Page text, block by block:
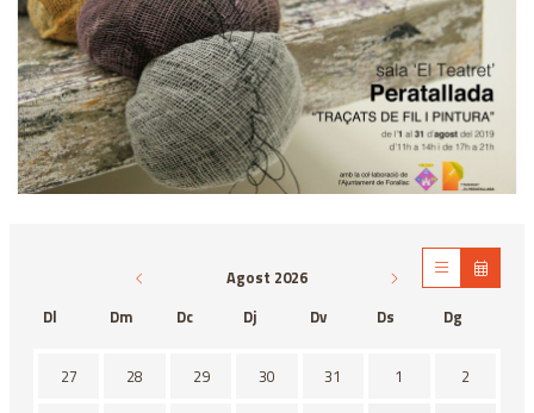
Agost 2026
Dl
Dm Dc Dj Dv Ds Dg
No hi ha cap activitat aquest mes
27 28 29 30 31 1 2